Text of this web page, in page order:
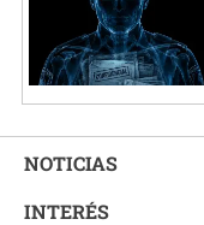
NOTICIAS
INTERÉS